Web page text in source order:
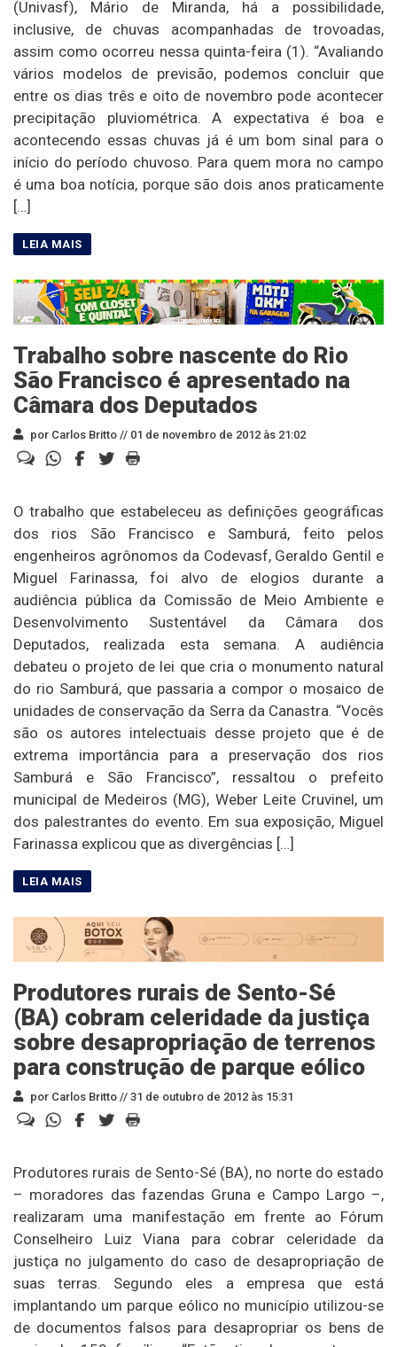
(Univasf), Mário de Miranda, há a possibilidade,
inclusive, de chuvas acompanhadas de trovoadas,
assim como ocorreu nessa quinta-feira (1). “Avaliando
vários modelos de previsão, podemos concluir que
entre os dias três e oito de novembro pode acontecer
precipitação pluviométrica. A expectativa é boa e
acontecendo essas chuvas já é um bom sinal para o
início do período chuvoso. Para quem mora no campo
é uma boa notícia, porque são dois anos praticamente
[…]
Trabalho sobre nascente do Rio
São Francisco é apresentado na
Câmara dos Deputados
por Carlos Britto // 01 de novembro de 2012 às 21:02
O trabalho que estabeleceu as definições geográficas
dos rios São Francisco e Samburá, feito pelos
engenheiros agrônomos da Codevasf, Geraldo Gentil e
Miguel Farinassa, foi alvo de elogios durante a
audiência pública da Comissão de Meio Ambiente e
Desenvolvimento Sustentável da Câmara dos
Deputados, realizada esta semana. A audiência
debateu o projeto de lei que cria o monumento natural
do rio Samburá, que passaria a compor o mosaico de
unidades de conservação da Serra da Canastra. “Vocês
são os autores intelectuais desse projeto que é de
extrema importância para a preservação dos rios
Samburá e São Francisco”, ressaltou o prefeito
municipal de Medeiros (MG), Weber Leite Cruvinel, um
dos palestrantes do evento. Em sua exposição, Miguel
Farinassa explicou que as divergências […]
Produtores rurais de Sento-Sé
(BA) cobram celeridade da justiça
sobre desapropriação de terrenos
para construção de parque eólico
por Carlos Britto // 31 de outubro de 2012 às 15:31
Produtores rurais de Sento-Sé (BA), no norte do estado
– moradores das fazendas Gruna e Campo Largo –,
realizaram uma manifestação em frente ao Fórum
Conselheiro Luiz Viana para cobrar celeridade da
justiça no julgamento do caso de desapropriação de
suas terras. Segundo eles a empresa que está
implantando um parque eólico no município utilizou-se
de documentos falsos para desapropriar os bens de